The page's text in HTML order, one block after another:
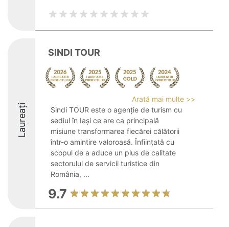
Laureați
SINDI TOUR
Arată mai multe >>
Sindi TOUR este o agenție de turism cu
sediul în Iași ce are ca principală
misiune transformarea fiecărei călătorii
într-o amintire valoroasă. Înființată cu
scopul de a aduce un plus de calitate
sectorului de servicii turistice din
România, ...
9.7